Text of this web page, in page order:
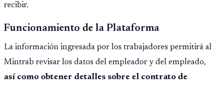
recibir.
Funcionamiento de la Plataforma
La información ingresada por los trabajadores permitirá al
Mintrab revisar los datos del empleador y del empleado,
así como obtener detalles sobre el contrato de